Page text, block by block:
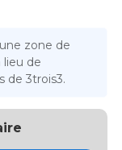
zone de
lieu de
de 3trois3.